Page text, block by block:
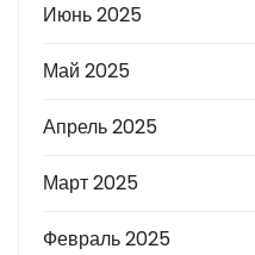
Июнь 2025
Май 2025
Апрель 2025
Март 2025
Февраль 2025